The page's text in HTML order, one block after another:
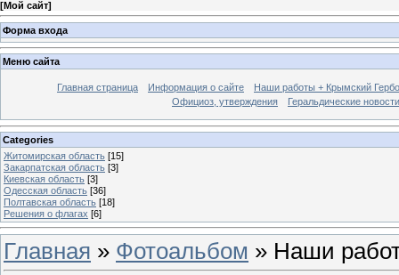
[Мой сайт]
Форма входа
Меню сайта
Главная страница Информация о сайте
Наши работы + Крымский
Официоз, утверждения
Геральдические новости
Categories
Житомирская область [15]
Закарпатская область [3]
Киевская область [3]
Одесская область [36]
Полтавская область [18]
Решения о флагах [6]
Главная » Фотоальбом » Наши